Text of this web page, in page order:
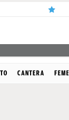
CANTERA